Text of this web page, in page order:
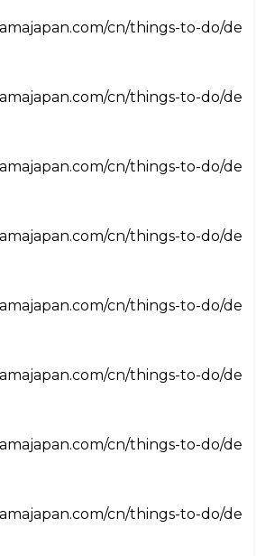
cn/things-to-do/de
cn/things-to-do/de
cn/things-to-do/de
cn/things-to-do/de
cn/things-to-do/de
cn/things-to-do/de
cn/things-to-do/de
cn/things-to-do/de